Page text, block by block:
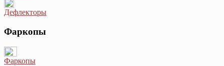
Дефлекторы
Фаркопы
Фаркопы